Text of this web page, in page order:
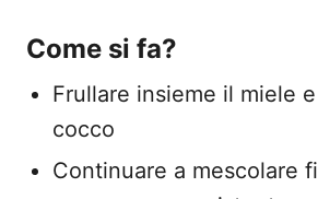
Come si fa?
Frullare insieme il miele
cocco
Continuare a mescolare